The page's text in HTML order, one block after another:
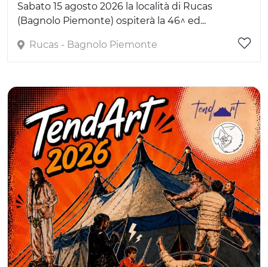
Sabato 15 agosto 2026 la località di Rucas
(Bagnolo Piemonte) ospiterà la 46^ ed...
Rucas - Bagnolo Piemonte